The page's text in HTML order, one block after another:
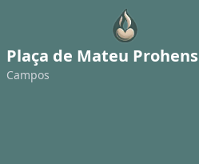
Plaça de Mateu Prohens
Campos